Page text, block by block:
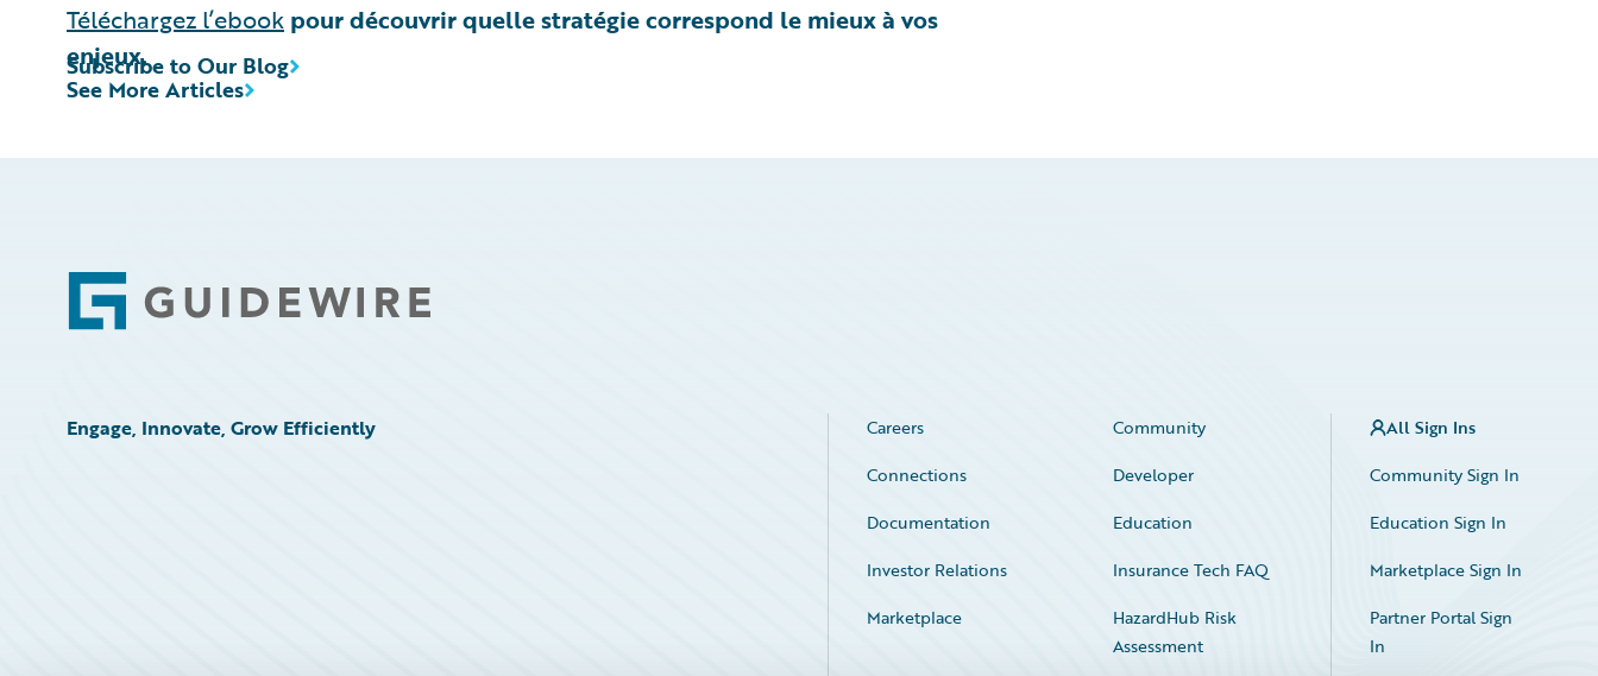
Téléchargez l’ebook pour découvrir quelle stratégie correspond le mieux à vos
enjeux.
See More Articles
Subscribe to Our Blog
Footer
Engage, Innovate, Grow Efficiently Careers
Community
Connections
Developer
Documentation
Education
Investor Relations
Insurance Tech FAQ
Marketplace
HazardHub Risk
Assessment
All Sign Ins
Community Sign In
Education Sign In
Marketplace Sign In
Partner Portal Sign
In